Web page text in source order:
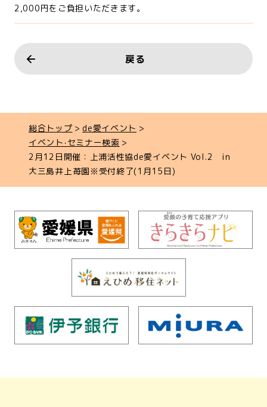
2,000円をご負担いただきます。
戻る
総合トップ
de愛イベント
イベント‧セミナー検索
2月12日開催：上浦活性協de愛イベント Vol.2 in
大三島井上苺園※受付終了(1月15日)